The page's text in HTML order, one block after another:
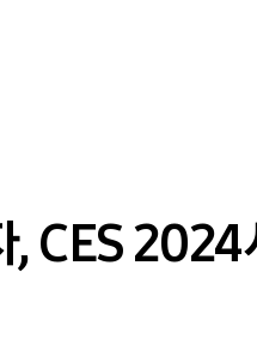
, CES 2024